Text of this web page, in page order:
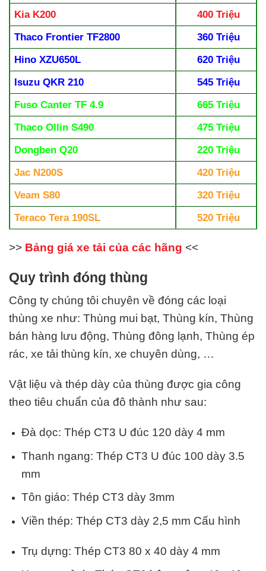
Kia K200
400 Triệu
Thaco Frontier TF2800
360 Triệu
Hino XZU650L
620 Triệu
Isuzu QKR 210
545 Triệu
FusoCanter TF 4.9
665 Triệu
Thaco Ollin S490
475 Triệu
Dongben Q20
220 Triệu
Jac N200S
420 Triệu
Veam S80
320 Triệu
Teraco Tera 190SL
520 Triệu
>> Bảng giá xe tải của các hãng <<
Quy trình đóng thùng
Công ty chúng tôi chuyên về đóng các loại
thùng xe như: Thùng mui bạt, Thùng kín, Thùng
bán hàng lưu động, Thùng đông lạnh, Thùng ép
rác, xe tải thùng kín, xe chuyên dùng, …
Vật liệu và thép dày của thùng được gia công
theo tiêu chuẩn của đô thành như sau:
Đà dọc: Thép CT3 U đúc 120 dày 4 mm
Thanh ngang: Thép CT3 U đúc 100 dày 3.5
mm
Tôn giáo: Thép CT3 dày 3mm
Viền thép: Thép CT3 dày 2,5 mm Cấu hình
Trụ dựng: Thép CT3 80 x 40 dày 4 mm